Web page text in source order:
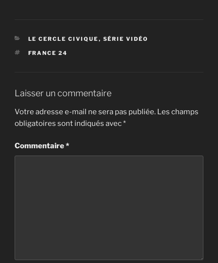
CATÉGORIES
LE CERCLE CIVIQUE , SÉRIE VIDÉO
ÉTIQUETTES
FRANCE 24
Laisser un commentaire
Votre adresse e-mail ne sera pas publiée. Les champs
obligatoires sont indiqués avec*
Commentaire*